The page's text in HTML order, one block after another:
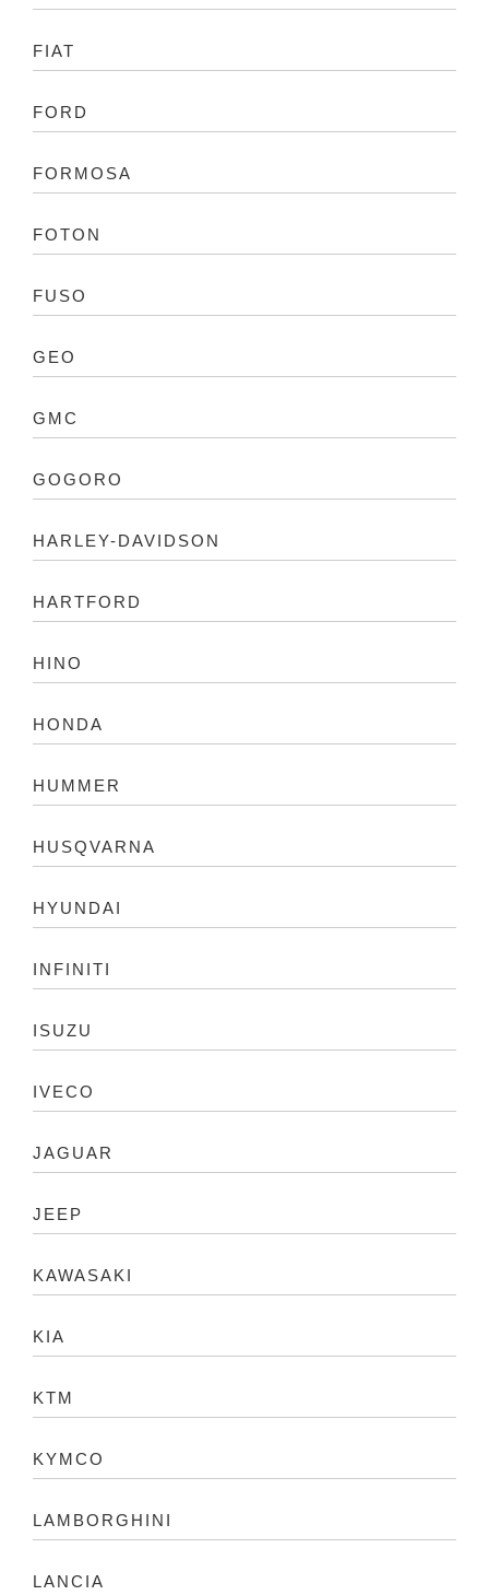
FIAT
FORD
FORMOSA
FOTON
FUSO
GEO
GMC
GOGORO
HARLEY-DAVIDSON
HARTFORD
HINO
HONDA
HUMMER
HUSQVARNA
HYUNDAI
INFINITI
ISUZU
IVECO
JAGUAR
JEEP
KAWASAKI
KIA
KTM
KYMCO
LAMBORGHINI
LANCIA